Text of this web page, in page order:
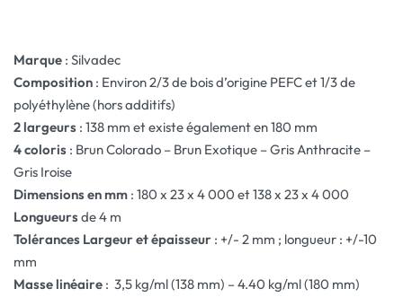
Marque : Silvadec
Composition : Environ 2/3 de bois d’origine PEFC et 1/3 de
polyéthylène (hors additifs)
2 largeurs : 138 mm et existe également en 180 mm
4 coloris : Brun Colorado – Brun Exotique – Gris Anthracite –
Gris Iroise
Dimensions en mm : 180 x 23 x 4 000 et 138 x 23 x 4 000
Longueursde 4 m
Tolérances Largeur et épaisseur : +/- 2 mm ; longueur : +/-10
mm
Masse linéaire : 3,5 kg/ml (138 mm) – 4.40 kg/ml (180 mm)